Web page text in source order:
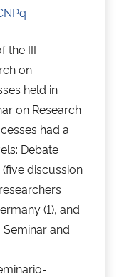
the III
on
held in
on Research
had a
Debate
discussion
(1), and
Seminar and